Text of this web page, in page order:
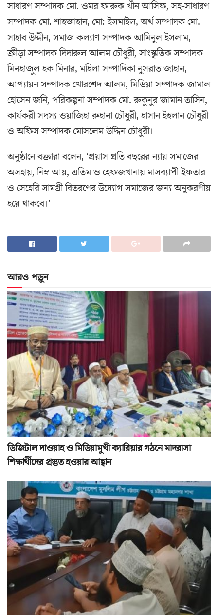
সাধারণ সম্পাদক মো. ওমর ফারুক খাঁন আসিফ, সহ-সাধারণ
সম্পাদক মো. শাহজাহান, মো: ইসমাইল, অর্থ সম্পাদক মো.
সাহাব উদ্দীন, সমাজ কল্যাণ সম্পাদক আমিনুল ইসলাম,
ক্রীড়া সম্পাদক দিদারুল আলম চৌধুরী, সাংস্কৃতিক সম্পাদক
মিনহাজুল হক মিনার, মহিলা সম্পাদিকা নুসরাত জাহান,
আপ্যায়ন সম্পাদক খোরশেদ আলম, মিডিয়া সম্পাদক জামাল
হোসেন জনি, পরিকল্পনা সম্পাদক মো. রুকুনুর জামান তাসিন,
কার্যকরী সদস্য ওয়াজিহা রুহানা চৌধুরী, হাসান ইহলান চৌধুরী
ও অফিস সম্পাদক মোসলেম উদ্দিন চৌধুরী।
অনুষ্ঠানে বক্তারা বলেন, ‘প্রয়াস প্রতি বছরের ন্যায় সমাজের
অসহায়, নিম্ন আয়, এতিম ও হেফজখানায় মাসব্যাপী ইফতার
ও সেহেরি সামগ্রী বিতরণের উদ্যোগ সমাজের জন্য অনুকরণীয়
হয়ে থাকবে।’
আরও পড়ুন
ডিজিটাল দাওয়াহ ও মিডিয়ামুখী ক্যারিয়ার গঠনে মাদরাসা
শিক্ষার্থীদের প্রস্তুত হওয়ার আহ্বান